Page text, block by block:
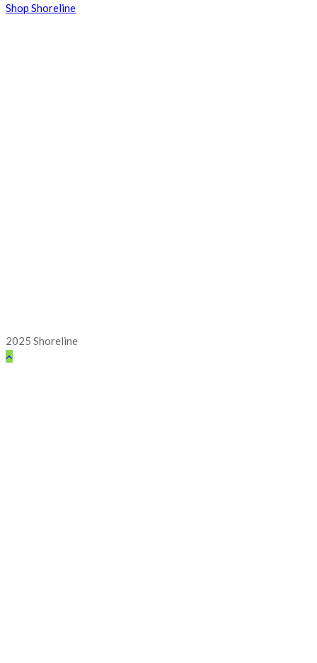
Shop Shoreline
2025 Shoreline